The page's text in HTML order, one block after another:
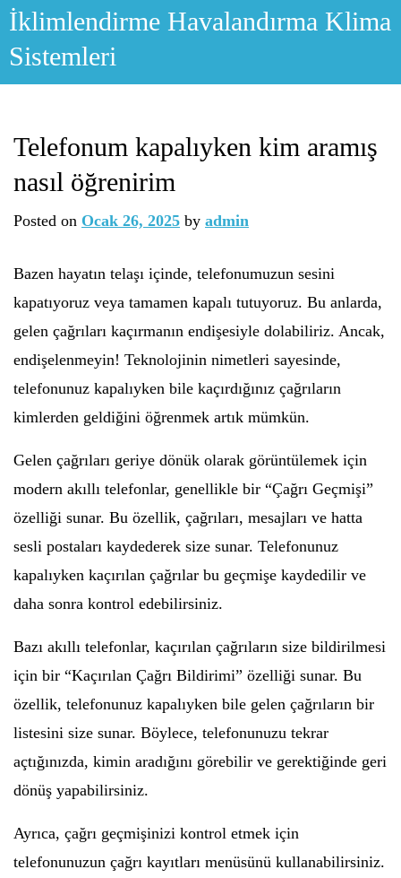
Skip
content
İklimlendirme Havalandırma Klima
Sistemleri
Telefonum kapalıyken kim aramış
nasıl öğrenirim
Posted on Ocak 26, 2025 by admin
Bazen hayatın telaşı içinde, telefonumuzun sesini
kapatıyoruz veya tamamen kapalı tutuyoruz. Bu anlarda,
gelen çağrıları kaçırmanın endişesiyle dolabiliriz. Ancak,
endişelenmeyin! Teknolojinin nimetleri sayesinde,
telefonunuz kapalıyken bile kaçırdığınız çağrıların
kimlerden geldiğini öğrenmek artık mümkün.
Gelen çağrıları geriye dönük olarak görüntülemek için
modern akıllı telefonlar, genellikle bir “Çağrı Geçmişi”
özelliği sunar. Bu özellik, çağrıları, mesajları ve hatta
sesli postaları kaydederek size sunar. Telefonunuz
kapalıyken kaçırılan çağrılar bu geçmişe kaydedilir ve
daha sonra kontrol edebilirsiniz.
Bazı akıllı telefonlar, kaçırılan çağrıların size bildirilmesi
için bir “Kaçırılan Çağrı Bildirimi” özelliği sunar. Bu
özellik, telefonunuz kapalıyken bile gelen çağrıların bir
listesini size sunar. Böylece, telefonunuzu tekrar
açtığınızda, kimin aradığını görebilir ve gerektiğinde geri
dönüş yapabilirsiniz.
Ayrıca, çağrı geçmişinizi kontrol etmek için
telefonunuzun çağrı kayıtları menüsünü kullanabilirsiniz.